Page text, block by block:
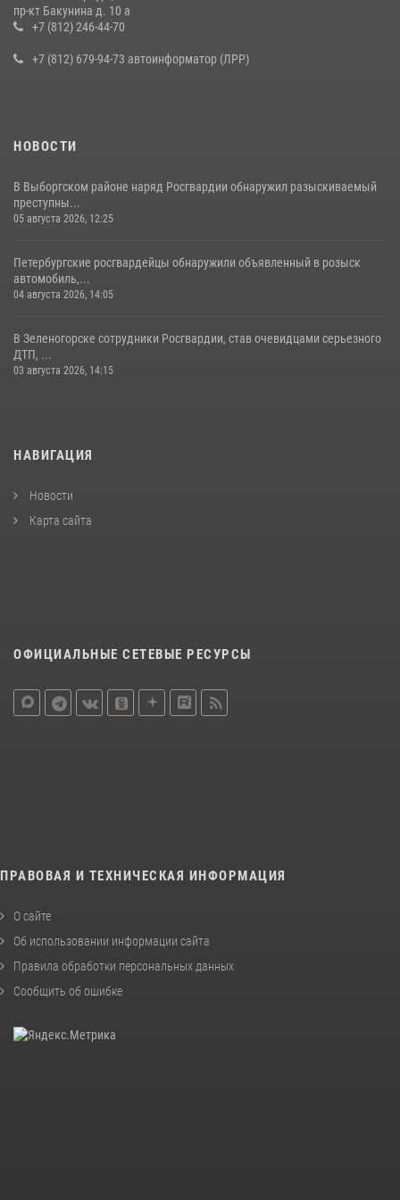
В Ленобласти сотрудники Росгвардии провели встречу с
воспитанниками детского клуба «Умные каникулы»
пр-кт Бакунина д. 10 а
+7 (812) 246-44-70
+7 (812) 679-94-73 автоинформатор (ЛРР)
НОВОСТИ
В Выборгском районе наряд Росгвардии обнаружил разыскиваемый
преступны...
05 августа 2026, 12:25
Петербургские росгвардейцы обнаружили объявленный в розыск
автомобиль,...
04 августа 2026, 14:05
В Зеленогорске сотрудники Росгвардии, став очевидцами серьезного
ДТП, ...
03 августа 2026, 14:15
НАВИГАЦИЯ
Новости
Карта сайта
ОФИЦИАЛЬНЫЕ СЕТЕВЫЕ РЕСУРСЫ
ПРАВОВАЯ И ТЕХНИЧЕСКАЯ ИНФОРМАЦИЯ
О сайте
Об использовании информации сайта
Правила обработки персональных данных
Сообщить об ошибке